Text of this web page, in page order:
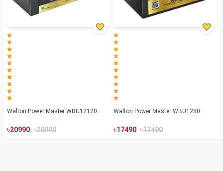
Walton Power Master WBU12120
৳20990 ৳20990
Walton Power Master WBU1280
৳17490 ৳17490